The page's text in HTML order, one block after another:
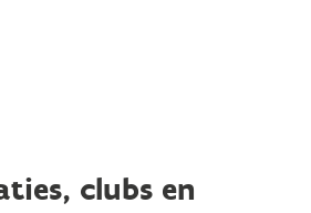
clubs en